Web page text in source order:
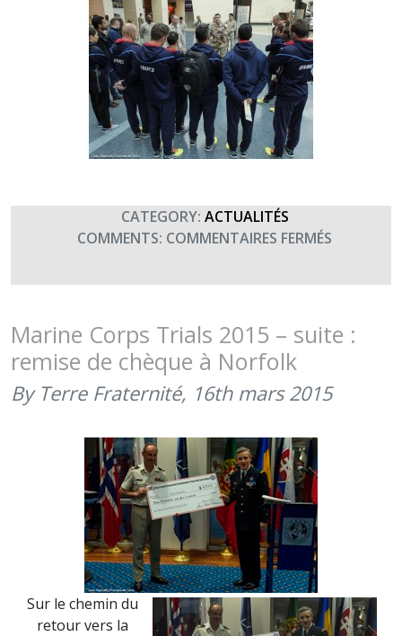
CATEGORY: ACTUALITÉS
COMMENTS: COMMENTAIRES FERMÉS
CORPS
–
À
Marine Corps Trials 2015 – suite :
remise de chèque à Norfolk
By Terre Fraternité, 16th mars 2015
Sur le chemin du
retour vers la